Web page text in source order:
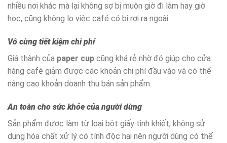
nhiều nơi khác mà lại không sợ bị muộn giờ đi làm hay giờ
học, cũng không lo việc café có bị rơi ra ngoài.
Vô cùng tiết kiệm chi phí
Giá thành của paper cup cũng khá rẻ nhờ đó giúp cho cửa
hàng café giảm được các khoản chi phí đầu vào và có thể
nâng cao khoản doanh thu bán sản phẩm.
An toàn cho sức khỏe của người dùng
Sản phẩm được làm từ loại bột giấy tinh khiết, không sử
dụng hóa chất xử lý có tính độc hại nên người dùng có thể